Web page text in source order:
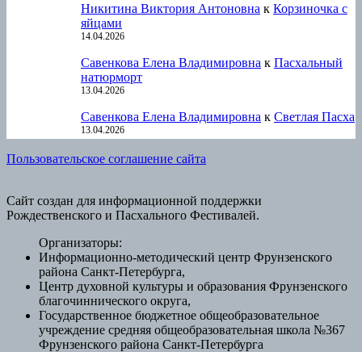
Никитина Виктория Антоновна к Корзиночка с
яйцами
14.04.2026
Савенкова Елена Владимировна к Пасхальный
натюрморт
13.04.2026
Савенкова Елена Владимировна к Светлая Пасха
13.04.2026
Пользовательское соглашение сайта
Сайт создан для информационной поддержки
Рождественского и Пасхального Фестивалей.
Организаторы:
Информационно-методический центр Фрунзенского
района Санкт-Петербурга,
Центр духовной культуры и образования Фрунзенского
благочиннического округа,
Государственное бюджетное общеобразовательное
учреждение средняя общеобразовательная школа №367
Фрунзенского района Санкт-Петербурга